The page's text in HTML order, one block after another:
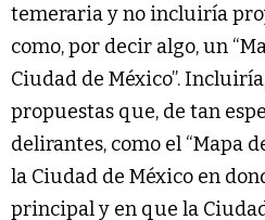
temeraria y no incluiría
como, por decir algo, un
Ciudad de México”.
propuestas que, de tan
delirantes, como el “Mapa
la Ciudad de México en
principal y en que la